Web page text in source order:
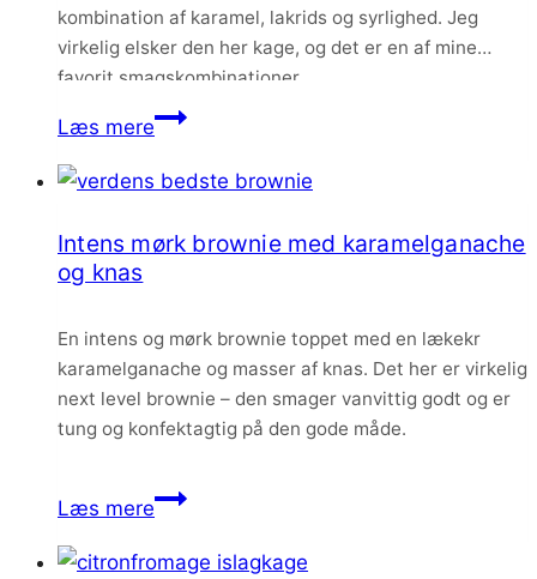
kombination af karamel, lakrids og syrlighed. Jeg
virkelig elsker den her kage, og det er en af mine
favorit smagskombinationer.
Læs mereKaramelkage
lakrids,
og
Intens mørk brownie med karamelganache
og knas
En intens og mørk brownie toppet med en lækekr
karamelganache og masser af knas. Det her er virkelig
next level brownie – den smager vanvittig godt og er
tung og konfektagtig på den gode måde.
Læs mereIntens
brownie